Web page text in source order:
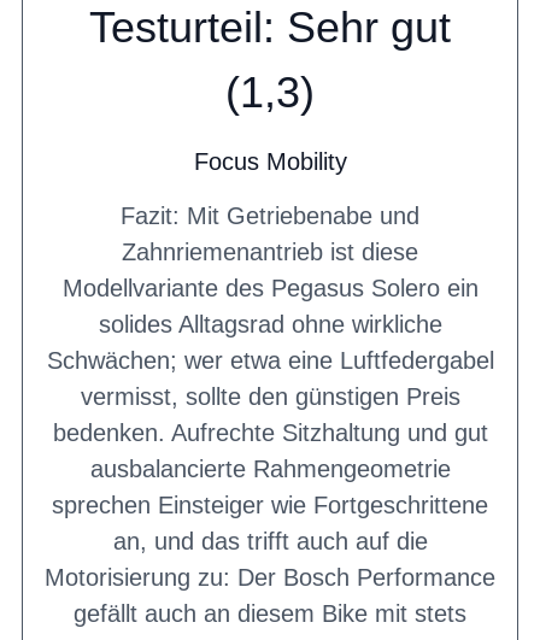
Testurteil: Sehr gut
(1,3)
Focus Mobility
Fazit: Mit Getriebenabe und
Zahnriemenantrieb ist diese
Modellvariante des Pegasus Solero ein
solides Alltagsrad ohne wirkliche
Schwächen; wer etwa eine Luftfedergabel
vermisst, sollte den günstigen Preis
bedenken. Aufrechte Sitzhaltung und gut
ausbalancierte Rahmengeometrie
sprechen Einsteiger wie Fortgeschrittene
an, und das trifft auch auf die
Motorisierung zu: Der Bosch Performance
gefällt auch an diesem Bike mit stets